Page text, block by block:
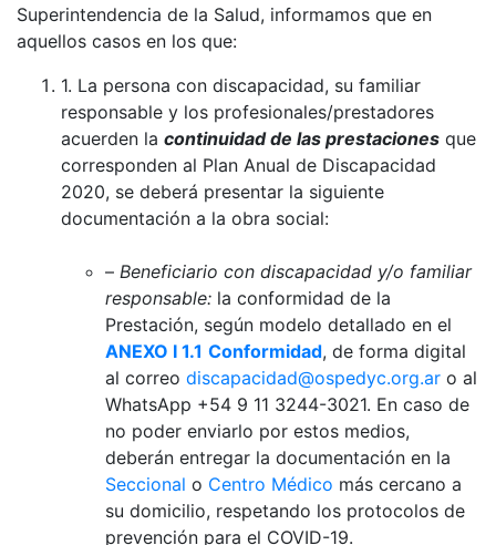
Superintendencia de la Salud, informamos que en
aquellos casos en los que:
1. La persona con discapacidad, su familiar
responsable y los profesionales/prestadores
acuerden la continuidad de las prestaciones que
corresponden al Plan Anual de Discapacidad
2020, se deberá presentar la siguiente
documentación a la obra social:
– Beneficiario con discapacidad y/o familiar
responsable: la conformidad de la
Prestación, según modelo detallado en el
ANEXO I 1.1 Conformidad, de forma digital
al correo discapacidad@ospedyc.org.ar o al
WhatsApp +54 9 11 3244-3021. En caso de
no poder enviarlo por estos medios,
deberán entregar la documentación en la
Seccional o Centro Médico más cercano a
su domicilio, respetando los protocolos de
prevención para el COVID-19.